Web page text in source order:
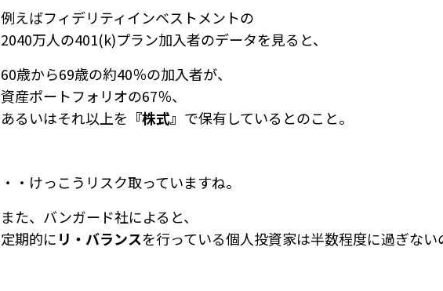
例えばフィデリティインベストメントの
2040万人の401(k)プラン加入者のデータを見ると、
60歳から69歳の約40％の加入者が、
資産ポートフォリオの67％、
あるいはそれ以上を 『株式』 で保有しているとのこと。
・・けっこうリスク取っていますね。
また、バンガード社によると、
定期的にリ・バランスを行っている個人投資家は半数程度に過ぎない